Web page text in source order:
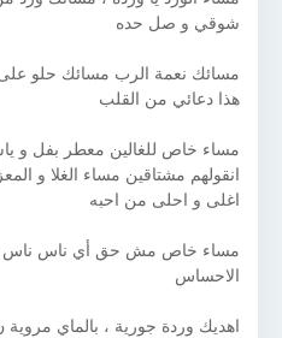
شوقي و صل حده
مسائك نعمة الرب مسائك حلو
هذا دعائي من القلب
مساء خاص للغالين معطر بفل و
انقولهم مشتاقين مساء الغلا و
اغلى و احلى من احبه
مساء خاص مش حق أي ناس ناس
الاحساس
اهديك وردة جورية ، بالماي